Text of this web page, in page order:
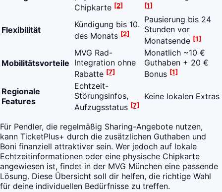
Chipkarte [2] [1]
Flexibilität
Kündigung bis 10.
des Monats [2]
Pausierung bis 24
Stunden vor
Monatsende [1]
Mobilitätsvorteile
MVG Rad-
Integration ohne
Rabatte [7]
Monatlich ~10 €
Guthaben + 20 €
Bonus [1]
Regionale
Features
Echtzeit-
Störungsinfos,
Aufzugsstatus [7]
Keine lokalen Extras
Für Pendler, die regelmäßig Sharing-Angebote nutzen,
kann TicketPlus+ durch die zusätzlichen Guthaben und
Boni finanziell attraktiver sein. Wer jedoch auf lokale
Echtzeitinformationen oder eine physische Chipkarte
angewiesen ist, findet in der MVG München eine passende
Lösung. Diese Übersicht soll dir helfen, die richtige Wahl
für deine individuellen Bedürfnisse zu treffen.